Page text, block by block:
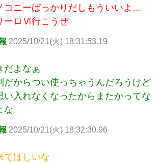
コニーばっかりだしもういいよ…
ーロⅥ行こうぜ
2025/10/21(火) 18:31:53.19
だよなぁ
だからつい使っちゃうんだろうけど
い入れなくなったからまたかってな
な
2025/10/21(火) 18:32:30.96
てほしいな